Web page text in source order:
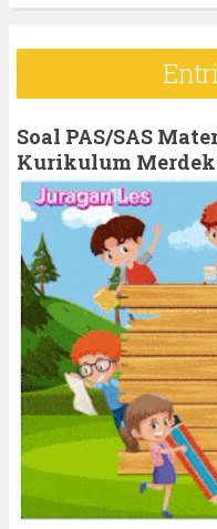
r
f
o
r
Soal PAS/SAS
Kurikulum